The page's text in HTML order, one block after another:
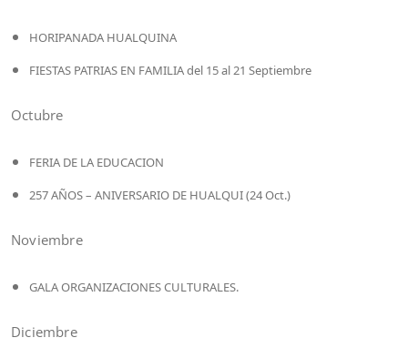
HORIPANADA HUALQUINA
FIESTAS PATRIAS EN FAMILIA del 15 al 21 Septiembre
Octubre
FERIA DE LA EDUCACION
257 AÑOS – ANIVERSARIO DE HUALQUI (24 Oct.)
Noviembre
GALA ORGANIZACIONES CULTURALES.
Diciembre